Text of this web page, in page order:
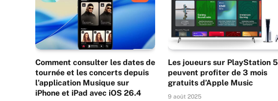
Comment consulter les dates de
tournée et les concerts depuis
l’application Musique sur
iPhone et iPad avec iOS 26.4
Les joueurs sur PlayStation 5
peuvent profiter de 3 mois
gratuits d’Apple Music
9 août 2025